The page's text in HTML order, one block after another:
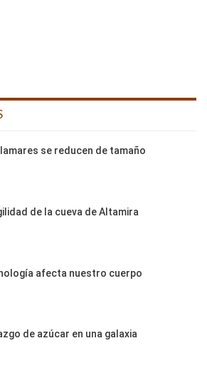
se reducen de tamaño
de la cueva de Altamira
afecta nuestro cuerpo
de azúcar en una galaxia